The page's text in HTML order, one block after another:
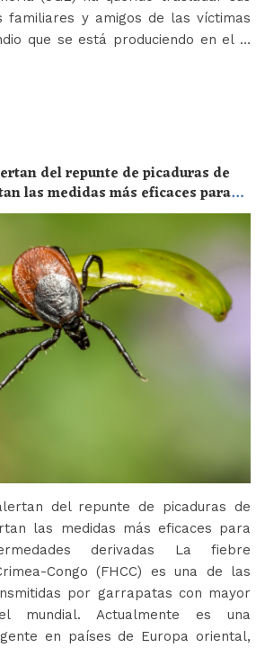
familiares y amigos de las víctimas
que se está produciendo en el …
del repunte de picaduras de
las medidas más eficaces para
derivadas
del repunte de picaduras de
las medidas más eficaces para
derivadas La fiebre
Congo (FHCC) es una de las
por garrapatas con mayor
mundial. Actualmente es una
en países de Europa oriental,